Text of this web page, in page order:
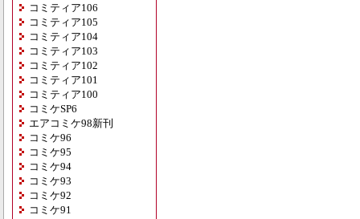
コミティア106
コミティア105
コミティア104
コミティア103
コミティア102
コミティア101
コミティア100
コミケSP6
エアコミケ98新刊
コミケ96
コミケ95
コミケ94
コミケ93
コミケ92
コミケ91